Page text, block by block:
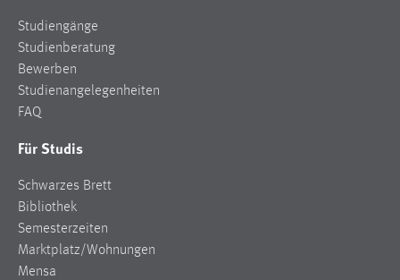
Studiengänge
Studienberatung
Bewerben
Studienangelegenheiten
FAQ
Für Studis
Schwarzes Brett
Bibliothek
Semesterzeiten
Marktplatz/Wohnungen
Mensa